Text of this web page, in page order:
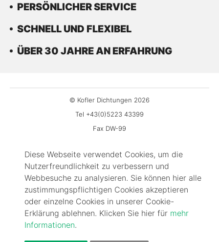
Diese Webseite verwendet Cookies, um die
Nutzerfreundlichkeit zu verbessern und
Webbesuche zu analysieren. Sie können hier alle
zustimmungspflichtigen Cookies akzeptieren
oder einzelne Cookies in unserer Cookie-
Erklärung ablehnen. Klicken Sie hier für mehr
Informationen.
PERSÖNLICHER SERVICE
SCHNELL UND FLEXIBEL
ÜBER 30 JAHRE AN ERFAHRUNG
© Kofler Dichtungen 2026
Tel +43(0)5223 43399
Fax DW-99
Gewerbepark 3
6068 Mils
Impressum
Kontakt
FAQ